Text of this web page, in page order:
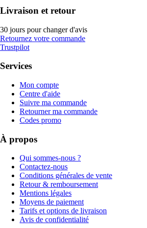
Livraison et retour
30 jours pour changer d'avis
Retournez votre commande
Trustpilot
Services
Mon compte
Centre d'aide
Suivre ma commande
Retourner ma commande
Codes promo
À propos
Qui sommes-nous ?
Contactez-nous
Conditions générales de vente
Retour & remboursement
Mentions légales
Moyens de paiement
Tarifs et options de livraison
Avis de confidentialité